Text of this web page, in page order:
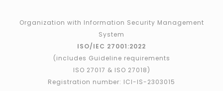
Organization with Information Security Management
System
ISO/IEC 27001:2022
(includes Guideline requirements
ISO 27017 & ISO 27018)
Registration number: ICI-IS-2303015